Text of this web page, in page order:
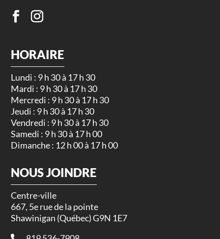
HORAIRE
Lundi : 9 h 30 à 17 h 30
Mardi : 9 h 30 à 17 h 30
Mercredi : 9 h 30 à 17 h 30
Jeudi : 9 h 30 à 17 h 30
Vendredi : 9 h 30 à 17 h 30
Samedi : 9 h 30 à 17 h 00
Dimanche : 12 h 00 à 17 h 00
NOUS JOINDRE
Centre-ville
667, 5e rue de la pointe
Shawinigan (Québec) G9N 1E7